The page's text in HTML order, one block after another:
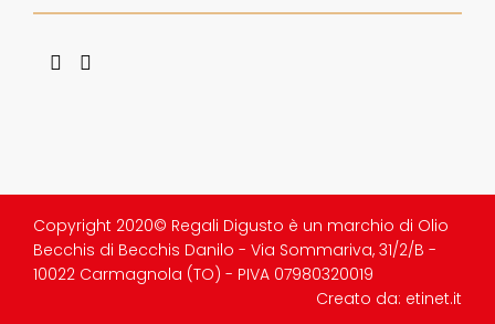
Copyright 2020© Regali Digusto è un marchio di Olio
Becchis di Becchis Danilo - Via Sommariva, 31/2/B -
10022 Carmagnola (TO) - PIVA 07980320019
Creato da: etinet.it